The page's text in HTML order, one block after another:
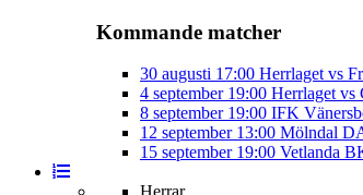
Kommande matcher
30 augusti 17:00 Herrlaget vs
4 september 19:00 Herrlaget vs
8 september 19:00 IFK
12 september 13:00 Mölndal
15 september 19:00 Vetlanda